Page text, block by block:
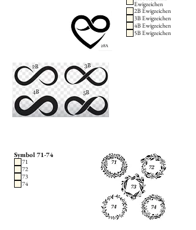
Ewigzeichen
2B Ewigzeichen
3B Ewigzeichen
4B Ewigzeichen
5B Ewigzeichen
Symbol 71-74
71
72
73
74